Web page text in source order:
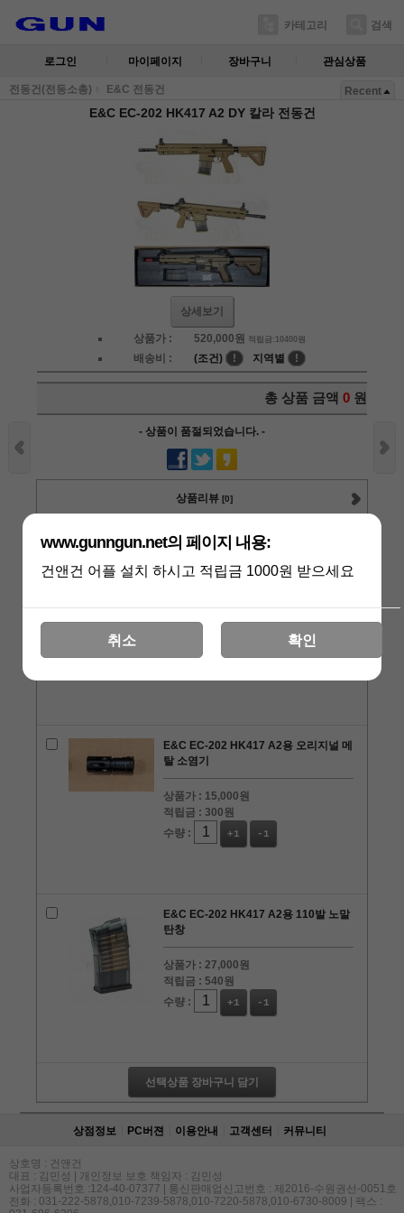
카테고리 검색
로그인 마이페이지 장바구니 관심상품
전동건(전동소총) E&C 전동건 Recent
E&C EC-202 HK417 A2 DY 칼라 전동건
상세보기
상품가 : 520,000원 적립금:10400원
배송비 : (조건) ! 지역별 !
총 상품 금액 0 원
- 상품이 품절되었습니다. -
상품리뷰 [0]
관련상품
E&C M4용 CNC 알루미늄 메탈 홉업 챔
상품가 :
45,000원
E&C EC-202 HK417 A2용 오리지널 메
탈 소염기
상품가 : 15,000원
적립금 :300원
수량 :
+1 -1
E&C EC-202 HK417 A2용 110발 노말
탄창
상품가 :27,000원
적립금 : 540원
수량 :
+1 -1
선택상품 장바구니 담기
상점정보 PC버젼 이용안내 고객센터 커뮤니티
상호명 : 건앤건
대표 : 김민성 | 개인정보 보호 책임자 : 김민성
사업자등록번호 :124-40-07377 | 통신판매업신고번호 : 제2016-수원권선-0051호
전화 : 031-222-5878,010-7239-5878,010-7220-5878,010-6730-8009 | 팩스 :
www.gunngun.net의 페이지 내용:
건앤건 어플 설치 하시고 적립금 1000원 받으세요
취소 확인